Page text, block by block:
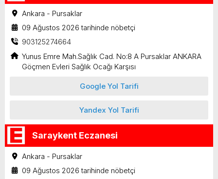
Ankara - Pursaklar
09 Ağustos 2026 tarihinde nöbetçi
903125274664
Yunus Emre Mah.Sağlık Cad. No:8 A Pursaklar ANKARA
Göçmen Evleri Sağlık Ocağı Karşısı
Google Yol Tarifi
Yandex Yol Tarifi
Saraykent Eczanesi
Ankara - Pursaklar
09 Ağustos 2026 tarihinde nöbetçi